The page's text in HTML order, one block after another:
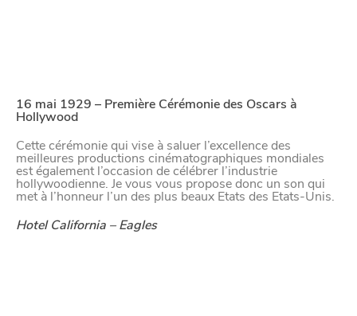
16 mai 1929 – Première Cérémonie des Oscars à
Hollywood
Cette cérémonie qui vise à saluer l’excellence des
meilleures productions cinématographiques mondiales
est également l’occasion de célébrer l’industrie
hollywoodienne. Je vous vous propose donc un son qui
met à l’honneur l’un des plus beaux Etats des Etats-Unis.
Hotel California – Eagles
VIVRE
le